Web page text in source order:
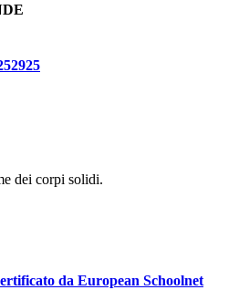
dei corpi solidi.
da European Schoolnet